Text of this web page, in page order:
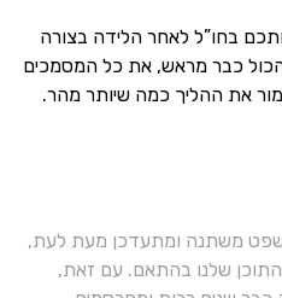
בחו”ל לאחר הלידה בצורה
הכול כבר מראש, את כל המסמכים
את ההליך כמה שיותר מהר.
משתנה ומתעדכן מעת לעת,
שלנו בהתאם. עם זאת,